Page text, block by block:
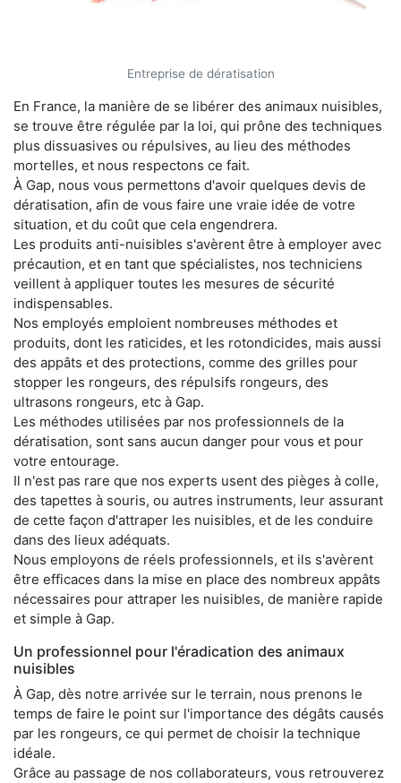
Entreprise de dératisation
En France, la manière de se libérer des animaux nuisibles,
se trouve être régulée par la loi, qui prône des techniques
plus dissuasives ou répulsives, au lieu des méthodes
mortelles, et nous respectons ce fait.
À Gap, nous vous permettons d'avoir quelques devis de
dératisation, afin de vous faire une vraie idée de votre
situation, et du coût que cela engendrera.
Les produits anti-nuisibles s'avèrent être à employer avec
précaution, et en tant que spécialistes, nos techniciens
veillent à appliquer toutes les mesures de sécurité
indispensables.
Nos employés emploient nombreuses méthodes et
produits, dont les raticides, et les rotondicides, mais aussi
des appâts et des protections, comme des grilles pour
stopper les rongeurs, des répulsifs rongeurs, des
ultrasons rongeurs, etc à Gap.
Les méthodes utilisées par nos professionnels de la
dératisation, sont sans aucun danger pour vous et pour
votre entourage.
Il n'est pas rare que nos experts usent des pièges à colle,
des tapettes à souris, ou autres instruments, leur assurant
de cette façon d'attraper les nuisibles, et de les conduire
dans des lieux adéquats.
Nous employons de réels professionnels, et ils s'avèrent
être efficaces dans la mise en place des nombreux appâts
nécessaires pour attraper les nuisibles, de manière rapide
et simple à Gap.
Un professionnel pour l'éradication des animaux
nuisibles
À Gap, dès notre arrivée sur le terrain, nous prenons le
temps de faire le point sur l'importance des dégâts causés
par les rongeurs, ce qui permet de choisir la technique
idéale.
Grâce au passage de nos collaborateurs, vous retrouverez